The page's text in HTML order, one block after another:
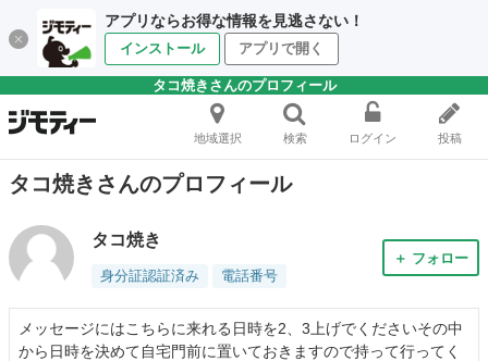
アプリならお得な情報を見逃さない！
インストール アプリで開く
タコ焼きさんのプロフィール
地域選択 検索 ログイン 投稿
タコ焼きさんのプロフィール
タコ焼き
身分証認証済み 電話番号
＋ フォロー
メッセージにはこちらに来れる日時を2、3上げでくださいその中
から日時を決めて自宅門前に置いておきますので持って行ってく